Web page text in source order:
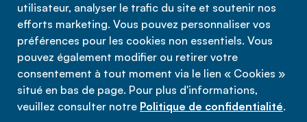
utilisateur, analyser le trafic du site et soutenir nos
efforts marketing. Vous pouvez personnaliser vos
préférences pour les cookies non essentiels. Vous
pouvez également modifier ou retirer votre
consentement à tout moment via le lien « Cookies »
situé en bas de page. Pour plus d'informations,
veuillez consulter notre Politique de confidentialité.
Politique de confidentialité
Conditions d'utilisation